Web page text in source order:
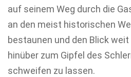
auf seinem Weg durch die
an den meist historischen
bestaunen und den Blick weit
hinüber zum Gipfel des
schweifen zu lassen.